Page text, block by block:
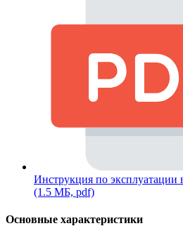
Инструкция по эксплуатации
(1.5 МБ, pdf)
Основные характеристики